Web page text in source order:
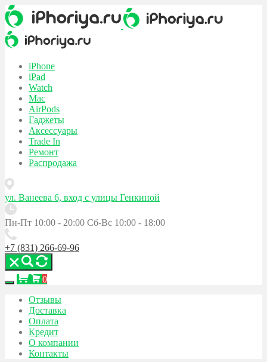
iPhone
iPad
Watch
Mac
AirPods
Гаджеты
Аксессуары
Trade In
Ремонт
Распродажа
ул. Ванеева 6, вход с улицы Генкиной
Пн-Пт 10:00 - 20:00 Сб-Вс 10:00 - 18:00
+7 (831) 266-69-96
0
Отзывы
Доставка
Оплата
Кредит
О компании
Контакты